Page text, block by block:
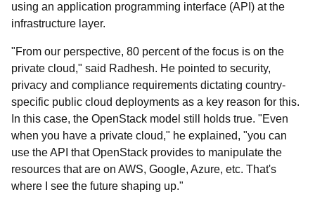
using an application programming interface (API) at the
infrastructure layer.
"From our perspective, 80 percent of the focus is on the
private cloud," said Radhesh. He pointed to security,
privacy and compliance requirements dictating country-
specific public cloud deployments as a key reason for this.
In this case, the OpenStack model still holds true. "Even
when you have a private cloud," he explained, "you can
use the API that OpenStack provides to manipulate the
resources that are on AWS, Google, Azure, etc. That's
where I see the future shaping up."